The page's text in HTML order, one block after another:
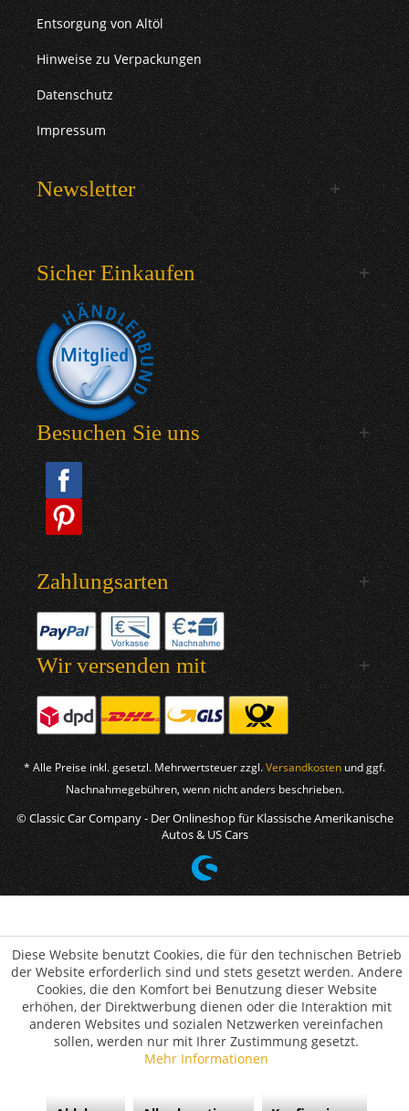
Entsorgung von Altöl
Hinweise zu Verpackungen
Datenschutz
Impressum
Newsletter
Sicher Einkaufen
Besuchen Sie uns
Zahlungsarten
Wir versenden mit
* Alle Preise inkl. gesetzl. Mehrwertsteuer zzgl.Versandkosten und ggf.
Nachnahmegebühren, wenn nicht anders beschrieben.
© Classic Car Company - Der Onlineshop für Klassische Amerikanische
Autos & US Cars
Diese Website benutzt Cookies, die für den technischen Betrieb
der Website erforderlich sind und stets gesetzt werden. Andere
Cookies, die den Komfort bei Benutzung dieser Website
erhöhen, der Direktwerbung dienen oder die Interaktion mit
anderen Websites und sozialen Netzwerken vereinfachen
sollen, werden nur mit Ihrer Zustimmung gesetzt.
Mehr Informationen